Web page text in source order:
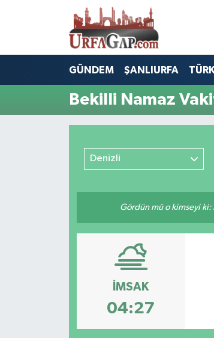
GÜNDEM ŞANLIURFA
Bekilli Namaz
Denizli
Gördün mü o kimseyi
İMSAK
04:27
Nöbetçi Eczaneler
Hava Durumu
Namaz Vakitleri
Süper Lig Puan Durumu ve Fikstür